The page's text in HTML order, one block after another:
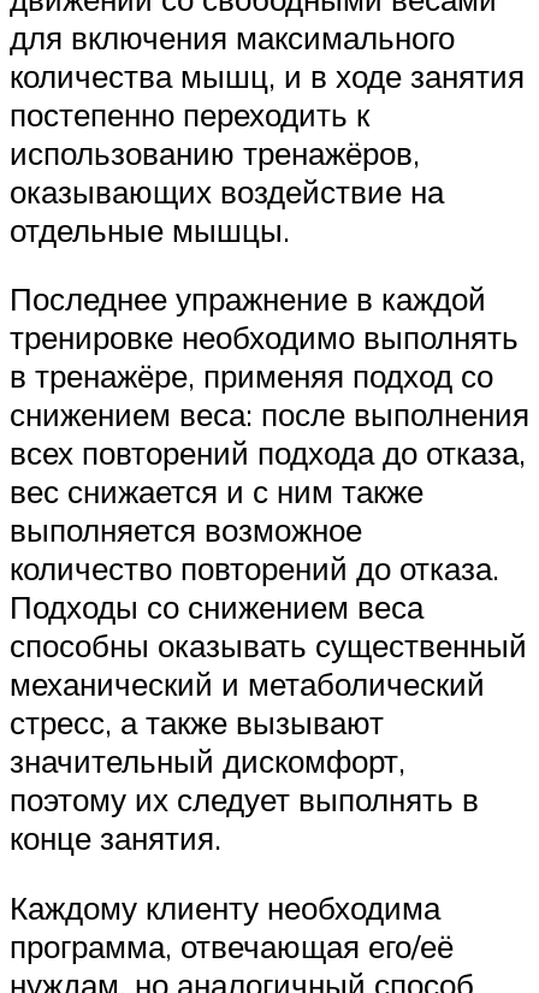
для включения максимального
количества мышц, и в ходе занятия
постепенно переходить к
использованию тренажёров,
оказывающих воздействие на
отдельные мышцы.
Последнее упражнение в каждой
тренировке необходимо выполнять
в тренажёре, применяя подход со
снижением веса: после выполнения
всех повторений подхода до отказа,
вес снижается и с ним также
выполняется возможное
количество повторений до отказа.
Подходы со снижением веса
способны оказывать существенный
механический и метаболический
стресс, а также вызывают
значительный дискомфорт,
поэтому их следует выполнять в
конце занятия.
Каждому клиенту необходима
программа, отвечающая его/её
нуждам, но аналогичный способ